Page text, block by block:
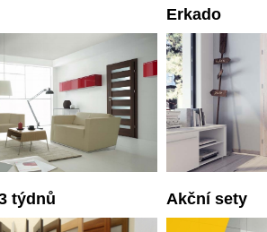
Erkado
týdnů Akční sety